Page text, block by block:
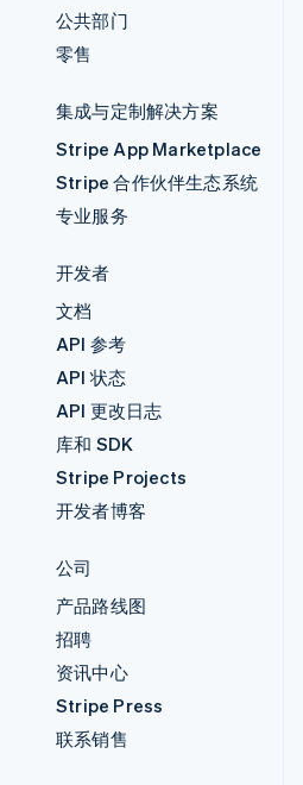
公共部门
零售
集成与定制解决方案
Stripe App Marketplace
Stripe 合作伙伴生态系统
专业服务
开发者
文档
API 参考
API 状态
API 更改日志
库和 SDK
Stripe Projects
开发者博客
公司
产品路线图
招聘
资讯中心
Stripe Press
联系销售